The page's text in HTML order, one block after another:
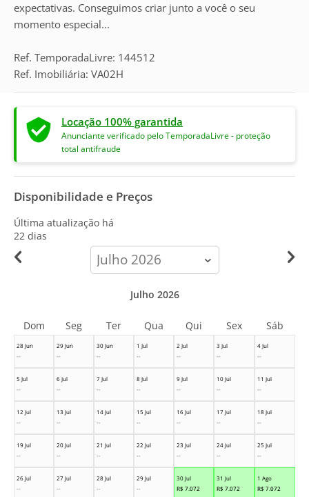
expectativas. Conseguimos criar junto a você o seu
momento especial...
Ref. TemporadaLivre: 144512
Ref. Imobiliária: VA02H
Locação 100% garantida
Anunciante verificado pelo TemporadaLivre - proteção
total antifraude
Disponibilidade e Preços
Última atualização há
22 dias
calendar-
month
28 Jun
--
29 Jun
--
30 Jun
--
1 Jul
--
2 Jul
--
3 Jul
--
4 Jul
--
5 Jul
--
6 Jul
--
7 Jul
--
8 Jul
--
9 Jul
--
10 Jul
--
11 Jul
--
12 Jul
--
13 Jul
--
14 Jul
--
15 Jul
--
16 Jul
--
17 Jul
--
18 Jul
--
19 Jul
--
20 Jul
--
21 Jul
--
22 Jul
--
23 Jul
--
24 Jul
--
25 Jul
--
26 Jul
--
27 Jul
--
28 Jul
--
29 Jul
--
30 Jul
R$ 7.072
31 Jul
R$ 7.072
1 Ago
R$ 7.072
Julho 2026
Dom Seg Ter Qua Qui Sex Sáb